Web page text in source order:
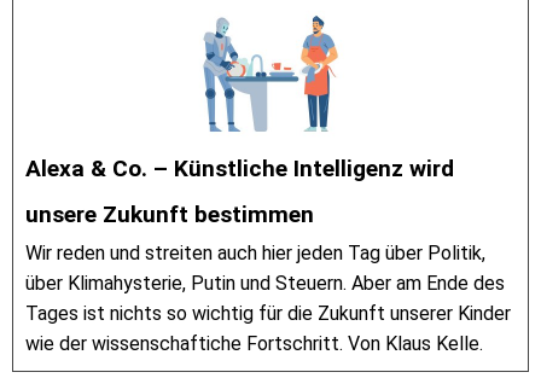
Alexa & Co. – Künstliche Intelligenz wird
unsere Zukunft bestimmen
Wir reden und streiten auch hier jeden Tag über Politik,
über Klimahysterie, Putin und Steuern. Aber am Ende des
Tages ist nichts so wichtig für die Zukunft unserer Kinder
wie der wissenschaftiche Fortschritt. Von Klaus Kelle.